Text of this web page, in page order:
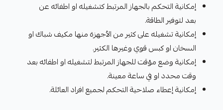
إمكانية التحكم بالجهاز المرتبط كتشغيله او اطفائه عن
بعد لتوفير الطاقة.
إمكانية تشغيله على كثير من الأجهزة منها مكيف شباك او
السخان او كبس قوي وغيرها الكثير.
إمكانية وضع مؤقت للجهاز المرتبط لتشغيله او اطفائه بعد
وقت محدد او في ساعة معينة.
إمكانية إعطاء صلاحية التحكم لجميع افراد العائلة.